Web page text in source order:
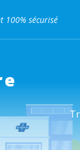
100% sécurisé
100% sécurisé
en clinique
vétérinaire